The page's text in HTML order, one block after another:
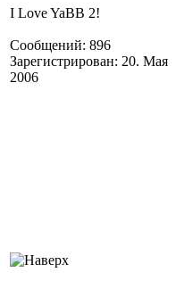
I Love YaBB 2!
Сообщений: 896
Зарегистрирован: 20. Мая
2006